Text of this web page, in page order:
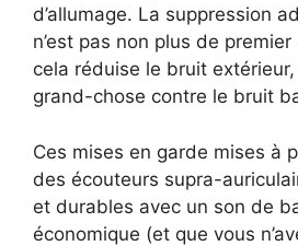
d’allumage. La suppression
n’est pas non plus de
cela réduise le bruit
grand-chose contre le bruit
Ces mises en garde mises à
des écouteurs supra-
et durables avec un son de
économique (et que vous